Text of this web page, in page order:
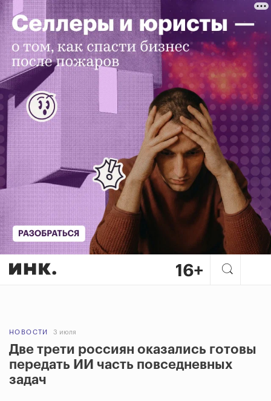
НОВОСТИ 3 июля
Две трети россиян оказались готовы
передать ИИ часть повседневных
задач